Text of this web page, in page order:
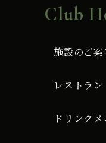
Club
施設のご案
レストラン
ドリンク